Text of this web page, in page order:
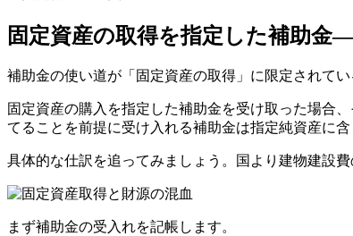
固定資産の取得を指定した補助
補助金の使い道が「固定資産の取得」に限定されて
固定資産の購入を指定した補助金を受け取った場合
てることを前提に受け入れる補助金は指定純資産に
具体的な仕訳を追ってみましょう。国より建物建設
まず補助金の受入れを記帳します。